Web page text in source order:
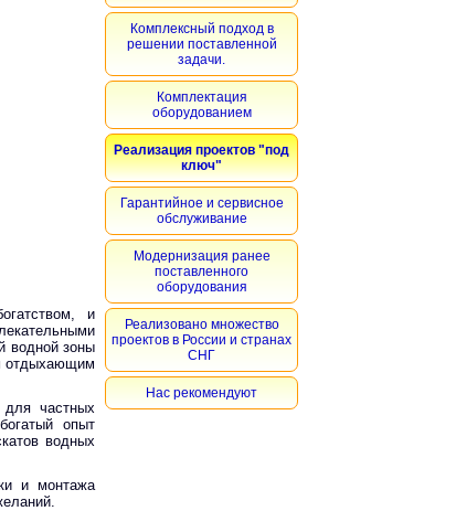
и
водной зоны
отдыхающим
для частных
опыт
водных
и монтажа
Комплексный подход в
решении поставленной
задачи.
Комплектация
оборудованием
Реализация проектов "под
ключ"
Гарантийное и сервисное
обслуживание
Модернизация ранее
поставленного
оборудования
Реализовано множество
проектов в России и странах
СНГ
Нас рекомендуют